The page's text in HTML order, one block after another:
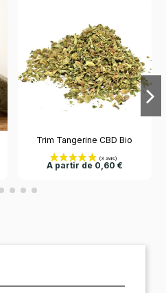
Trim Tangerine CBD Bio
A partir de 0,60 €